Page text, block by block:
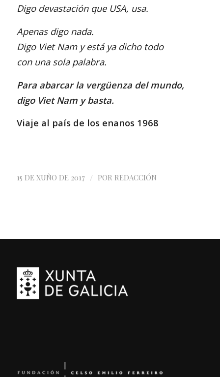
Digo devastación que USA, usa.
Apenas digo nada.
Digo Viet Nam y está ya dicho todo
con una sola palabra.
Para abarcar la vergüenza del mundo,
digo Viet Nam y basta.
Viaje al país de los enanos 1968
15 DE XUÑO DE 2017 / POR REDACCIÓN